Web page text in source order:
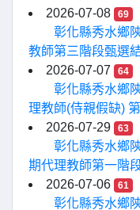
2026-07-08
69
彰化縣秀水鄉
教師第三階段甄選
2026-07-07
64
彰化縣秀水鄉
理教師(侍親假缺)
2026-07-29
63
彰化縣秀水鄉
期代理教師第一階
2026-07-06
61
彰化縣秀水鄉